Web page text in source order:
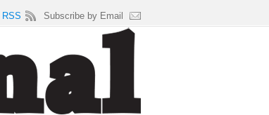
Subscribe by Email